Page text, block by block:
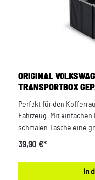
ORIGINAL
TRANSPORTBOX
Perfekt für den
Fahrzeug. Mit
schmalen Tasche eine
Details: reißfest, wasserabweisen und
Außenkanten trägt bis
Volkswagen Logo als 3D Druck Material: 80%
39,90 €*
In